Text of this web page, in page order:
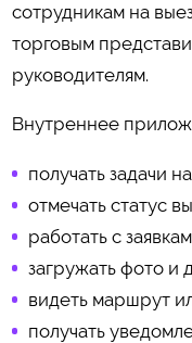
сотрудникам на
торговым
руководителям.
Внутреннее
получать задачи
отмечать статус
работать с
загружать фото и
видеть маршрут
получать